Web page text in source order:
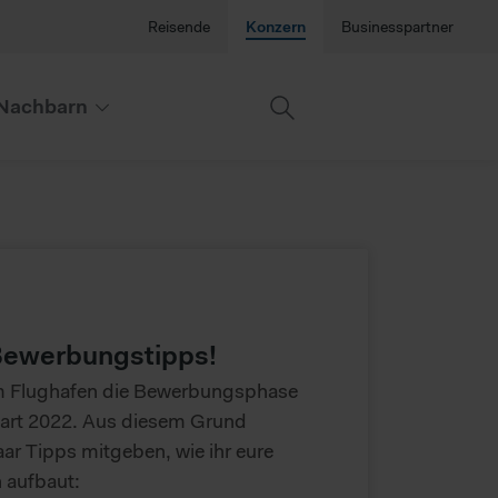
Reisende Konzern Businesspartner
Flughafen die Bewerbungsphase
2022. Aus diesem Grund
Tipps mitgeben, wie ihr eure
aufbaut: